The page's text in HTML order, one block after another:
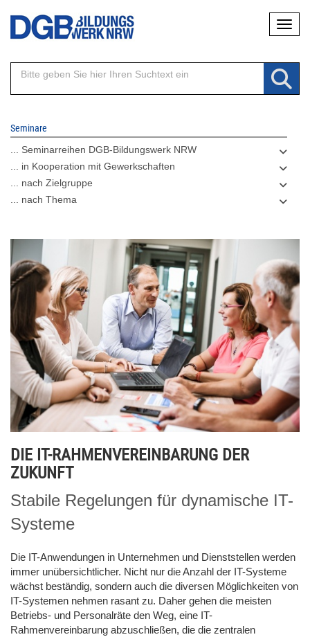
Direkt
Inhalt
Seminare
... Seminarreihen DGB-Bildungswerk NRW
... in Kooperation mit Gewerkschaften
... nach Zielgruppe
... nach Thema
DIE IT-RAHMENVEREINBARUNG DER
ZUKUNFT
Stabile Regelungen für dynamische IT-
Systeme
Die IT-Anwendungen in Unternehmen und Dienststellen werden
immer unübersichtlicher. Nicht nur die Anzahl der IT-Systeme
wächst beständig, sondern auch die diversen Möglichkeiten von
IT-Systemen nehmen rasant zu. Daher gehen die meisten
Betriebs- und Personalräte den Weg, eine IT-
Rahmenvereinbarung abzuschließen, die die zentralen